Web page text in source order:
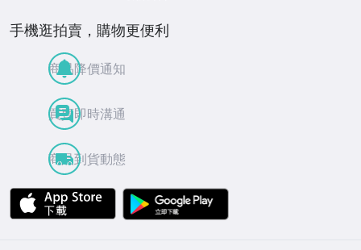
手機逛拍賣，購物更便利
商品降價通知
買賣即時溝通
商品到貨動態
APP Store